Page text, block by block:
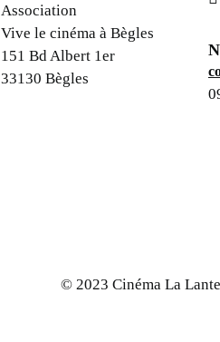
Association
Vive le cinéma à Bègles
151 Bd Albert 1er
33130 Bègles
© 2023 Cinéma La